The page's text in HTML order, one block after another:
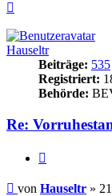
Hauseltr
Beiträge: 535
Registriert:
Behörde:
Re:
Beitrag
von Hauseltr »